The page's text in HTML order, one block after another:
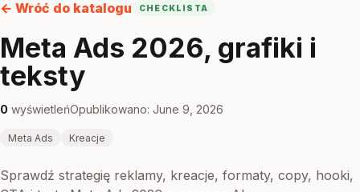
← Wróć do katalogu CHECKLISTA
Meta Ads 2026, grafiki i
teksty
0 wyświetleńOpublikowano: June 9, 2026
Meta Ads Kreacje
Sprawdź strategię reklamy, kreacje, formaty, copy, hooki,